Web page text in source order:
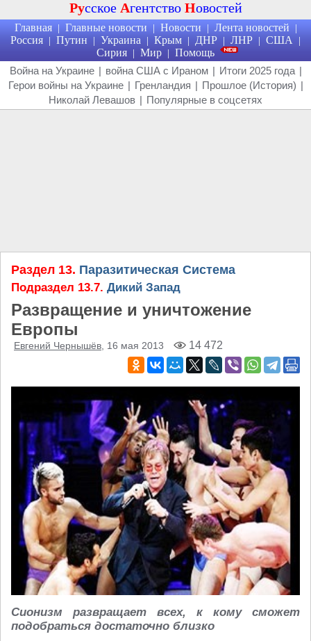
Русское Агентство Новостей
Главная | Главные новости | Новости | Лента новостей |
Россия | Путин | Украина | Крым | ДНР | ЛНР | США |
Сирия | Мир | Помощь
Война на Украине | война США с Ираном | Итоги 2025 года |
Герои войны на Украине | Гренландия | Прошлое (История) |
Николай Левашов | Популярные в соцсетях
Раздел 13. Паразитическая Система
Подраздел 13.7. Дикий Запад
Развращение и уничтожение
Европы
Евгений Чернышёв , 16 мая 2013 14 472
Сионизм развращает всех, к кому сможет
подобраться достаточно близко